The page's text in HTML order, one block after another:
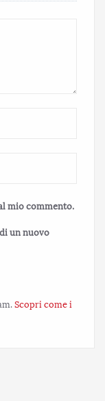
mio commento.
un nuovo
Scopri come i